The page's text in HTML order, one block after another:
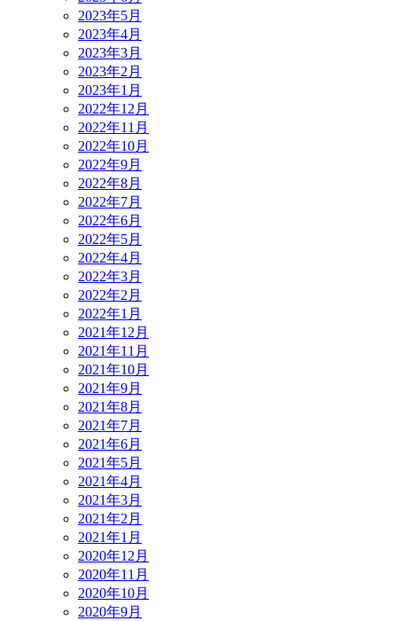
2023年5月
2023年4月
2023年3月
2023年2月
2023年1月
2022年12月
2022年11月
2022年10月
2022年9月
2022年8月
2022年7月
2022年6月
2022年5月
2022年4月
2022年3月
2022年2月
2022年1月
2021年12月
2021年11月
2021年10月
2021年9月
2021年8月
2021年7月
2021年6月
2021年5月
2021年4月
2021年3月
2021年2月
2021年1月
2020年12月
2020年11月
2020年10月
2020年9月